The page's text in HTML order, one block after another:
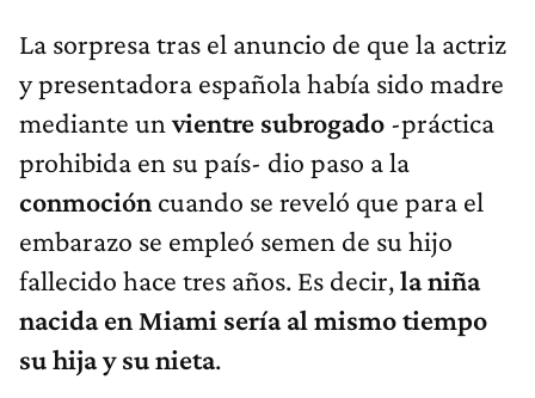
La sorpresa tras el anuncio de que la actriz
y presentadora española había sido madre
mediante unvientre subrogado -práctica
prohibida en su país- dio paso a la
conmoción cuando se reveló que para el
embarazo se empleó semen de su hijo
fallecido hace tres años. Es decir,la niña
nacida en Miami sería al mismo tiempo
su hija y su nieta.